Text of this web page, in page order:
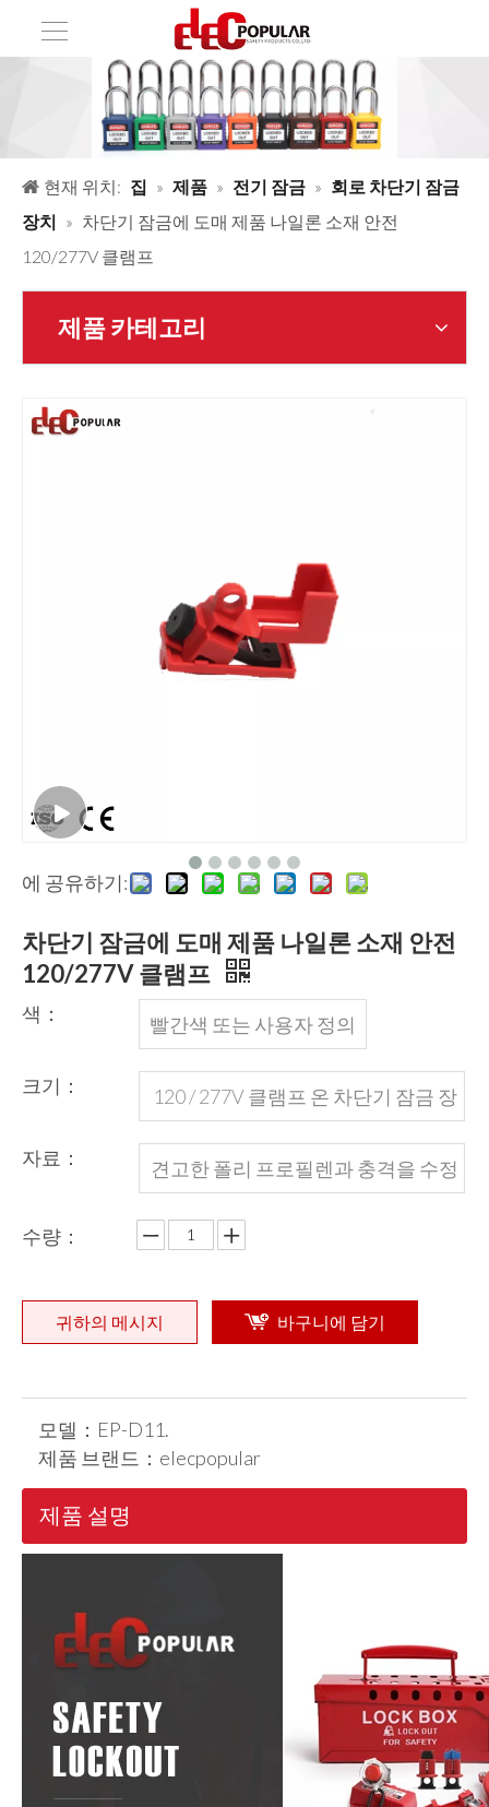
현재 위치: 집 » 제품 » 전기 잠금 » 회로 차단기 잠금
장치 » 차단기 잠금에 도매 제품 나일론 소재 안전
120/277V 클램프
제품 카테고리
에 공유하기:
차단기 잠금에 도매 제품 나일론 소재 안전
120/277V 클램프
색： 빨간색 또는 사용자 정의
크기：
120 / 277V 클램프 온 차단기 잠금 장
자료：
견고한 폴리 프로필렌과 충격을 수정
수량：
귀하의 메시지 바구니에 담기
모델： EP-D11.
제품 브랜드： elecpopular
제품 설명